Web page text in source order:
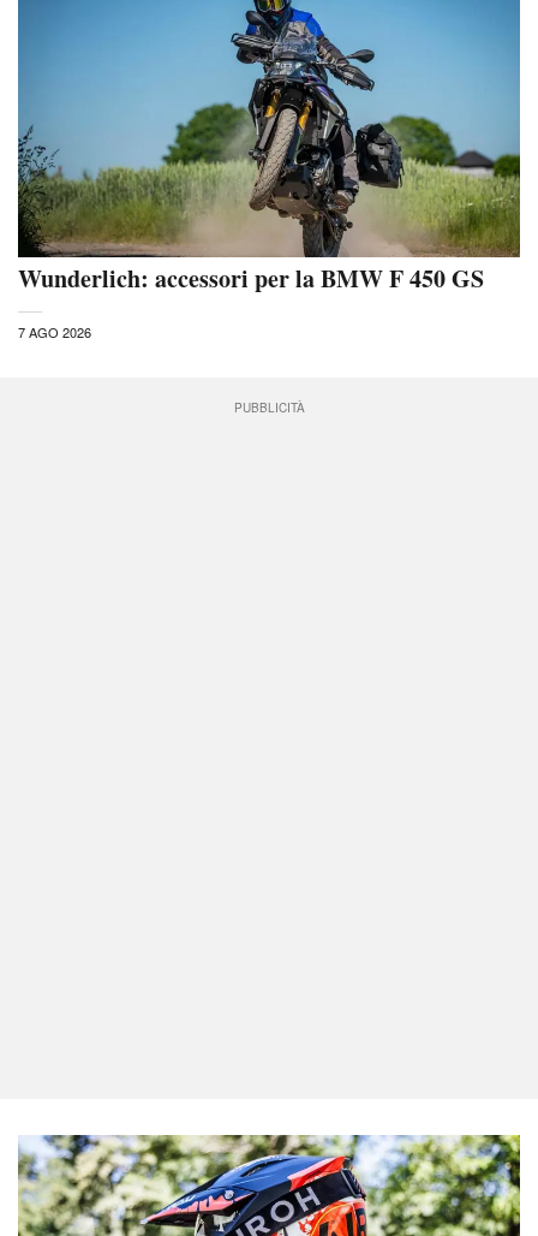
Wunderlich: accessori per la BMW F 450 GS
7 AGO 2026
PUBBLICITÀ